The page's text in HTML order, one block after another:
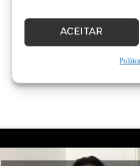
ACEITAR